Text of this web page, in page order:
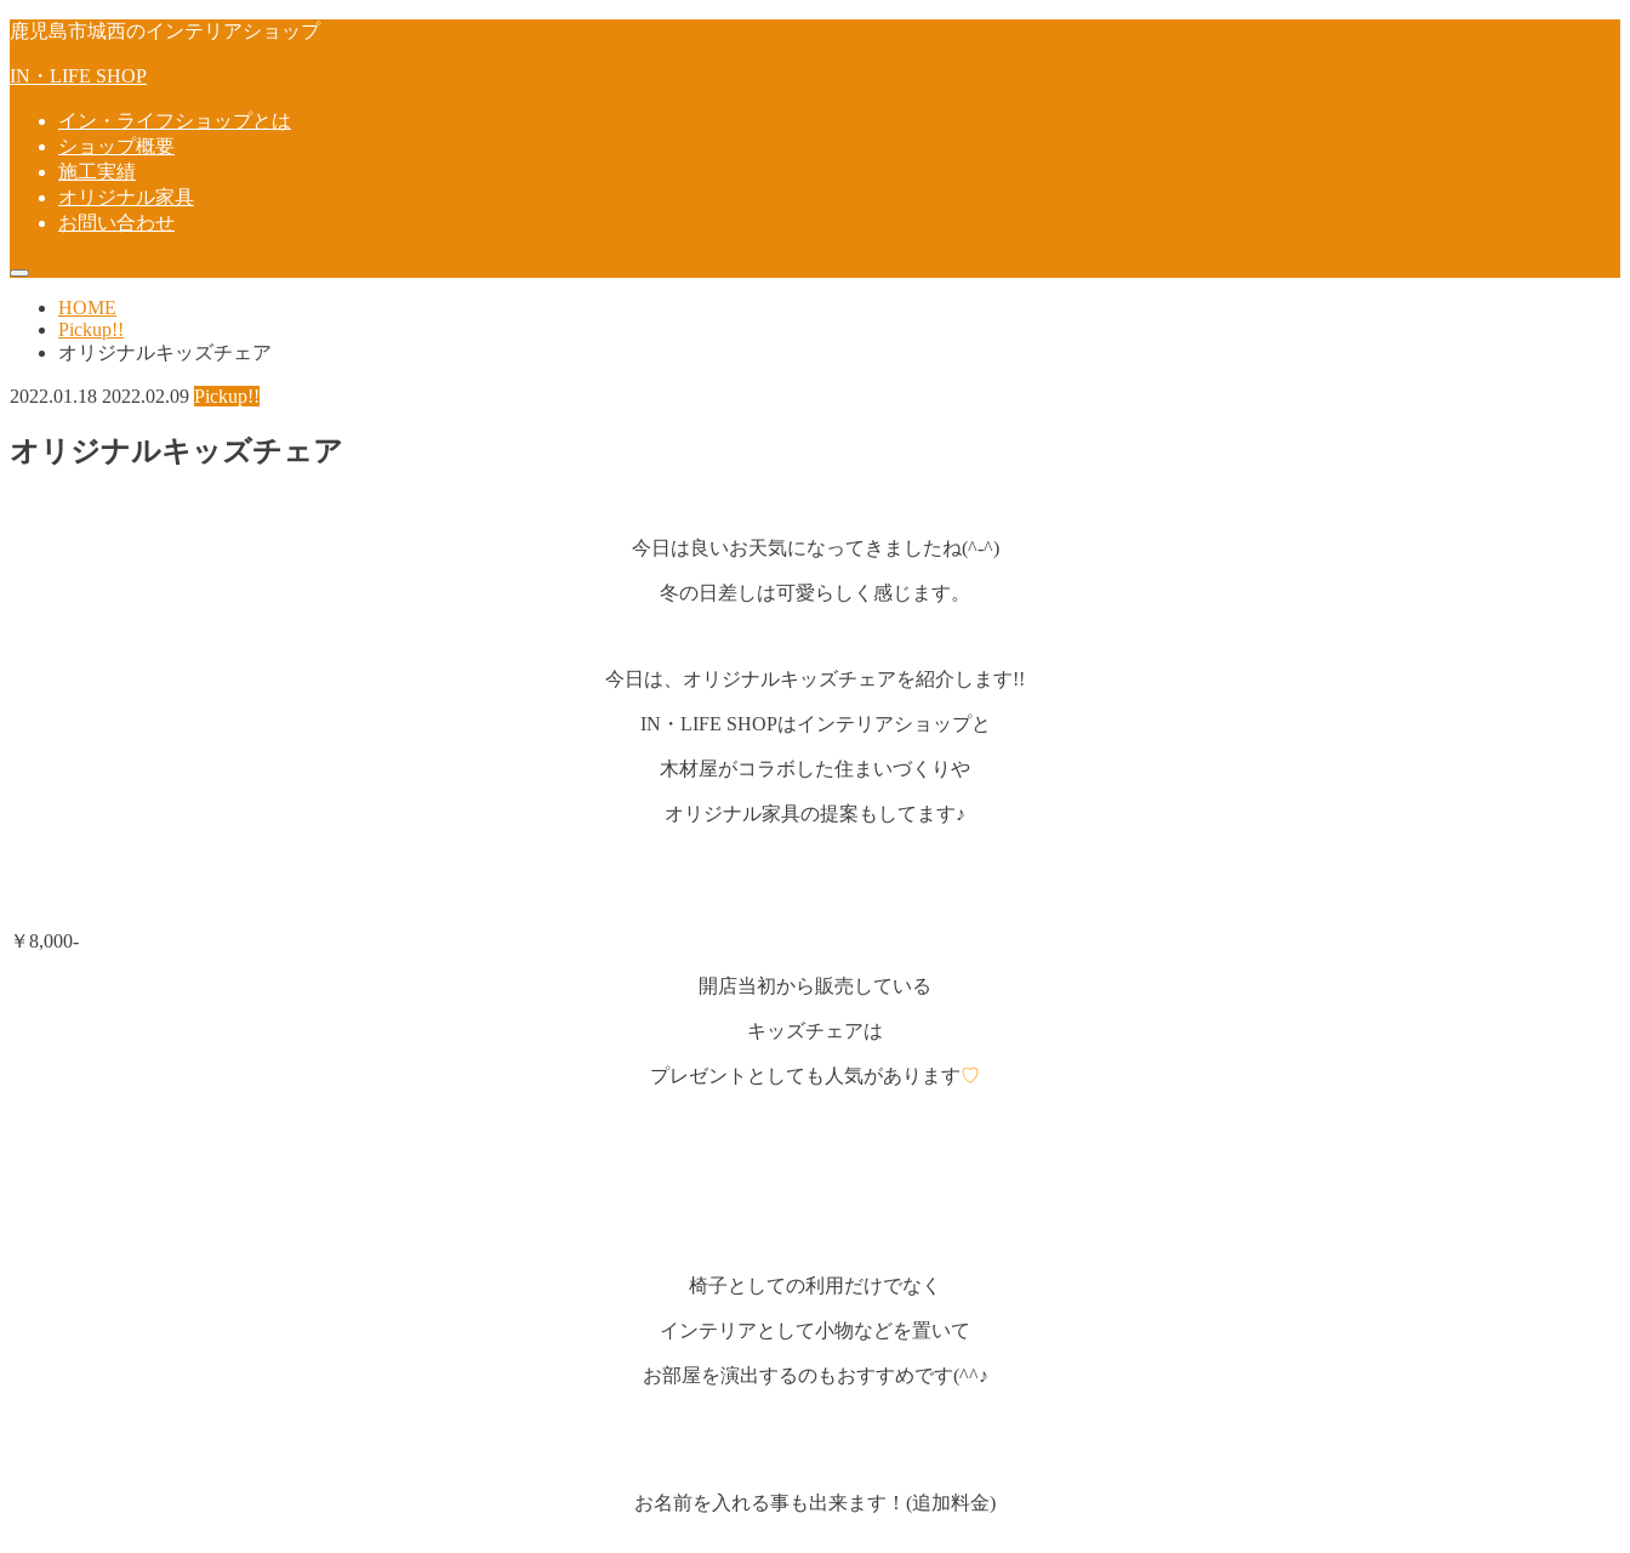
鹿児島市城西のインテリアショップ
IN・LIFE SHOP
イン・ライフショップとは
ショップ概要
施工実績
オリジナル家具
お問い合わせ
HOME
Pickup!!
オリジナルキッズチェア
2022.01.18 2022.02.09 Pickup!!
オリジナルキッズチェア
今日は良いお天気になってきましたね(^-^)
冬の日差しは可愛らしく感じます。
今日は、オリジナルキッズチェアを紹介します!!
IN・LIFE SHOPはインテリアショップと
木材屋がコラボした住まいづくりや
オリジナル家具の提案もしてます♪
￥8,000-
開店当初から販売している
キッズチェアは
プレゼントとしても人気があります♡
椅子としての利用だけでなく
インテリアとして小物などを置いて
お部屋を演出するのもおすすめです(^^♪
お名前を入れる事も出来ます！(追加料金)